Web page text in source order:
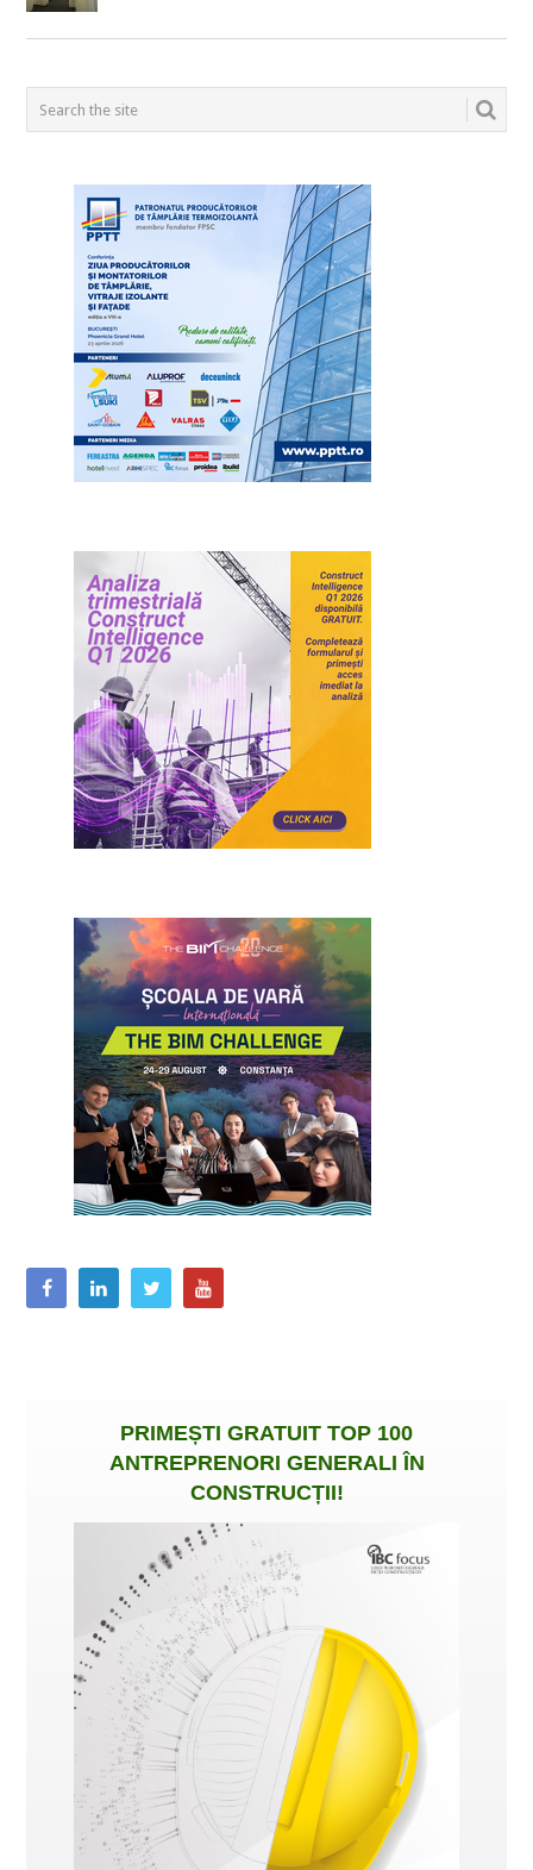
PRIMEȘTI GRATUIT TOP 100
ANTREPRENORI GENERALI ÎN
CONSTRUCȚII!